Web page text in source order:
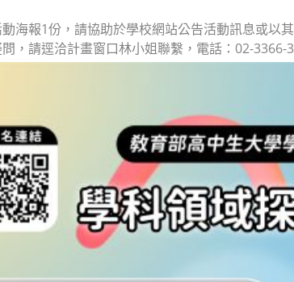
海報1份，請協助於學校網站公告活動訊息或以
，請逕洽計畫窗口林小姐聯繫，電話：02-